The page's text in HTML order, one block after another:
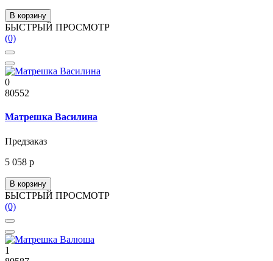
В корзину
БЫСТРЫЙ ПРОСМОТР
(0)
0
80552
Матрешка Василина
Предзаказ
5 058 р
В корзину
БЫСТРЫЙ ПРОСМОТР
(0)
1